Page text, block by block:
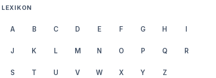
LEXIKON
A B C D E F G H I
J K L M N O P Q R
S T U V W X Y Z